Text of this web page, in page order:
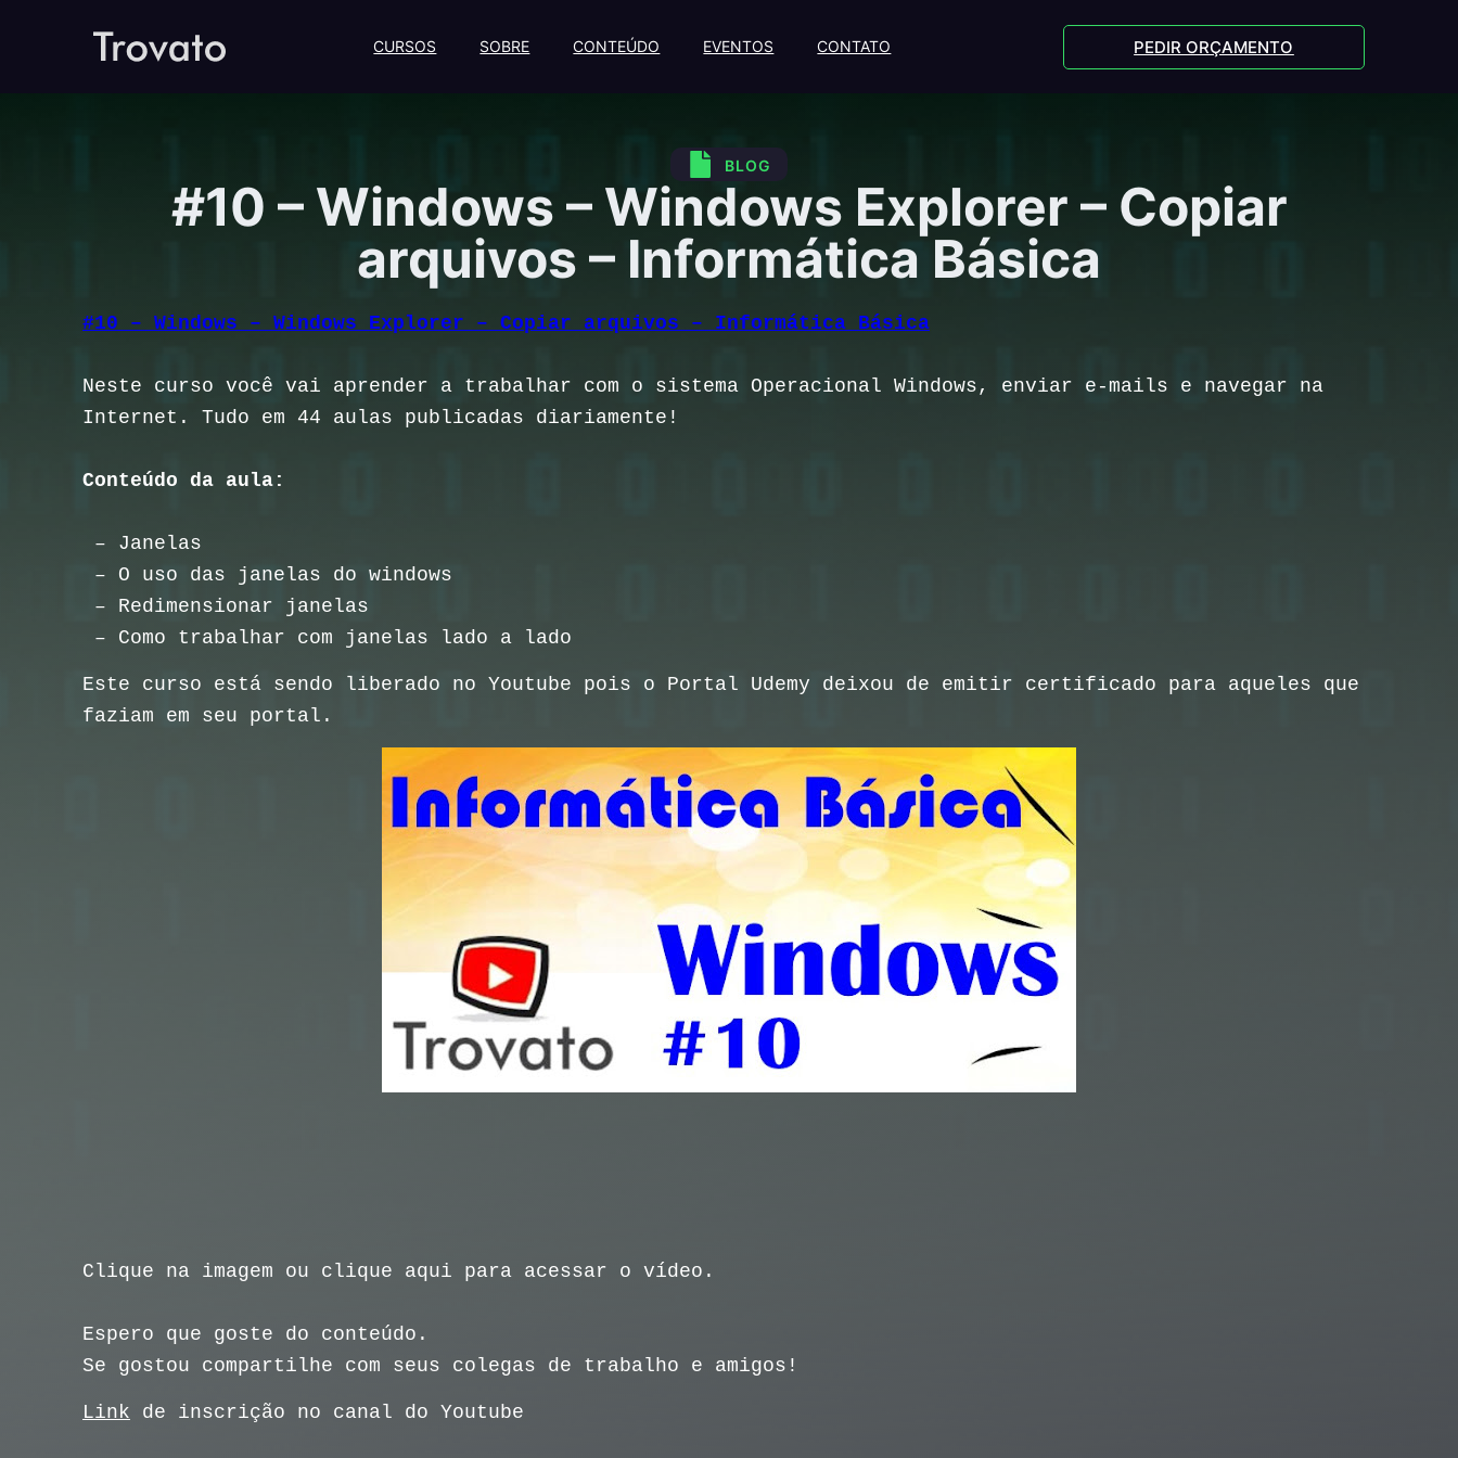
CURSOS SOBRE CONTEÚDO EVENTOS CONTATO PEDIR ORÇAMENTO
BLOG
#10 – Windows – Windows Explorer – Copiar
arquivos – Informática Básica
#10 – Windows – Windows Explorer – Copiar arquivos – Informática Básica
Neste curso você vai aprender a trabalhar com o sistema Operacional Windows, enviar e-mails e navegar na
Internet. Tudo em 44 aulas publicadas diariamente!
Conteúdo da aula:
– Janelas
– O uso das janelas do windows
– Redimensionar janelas
– Como trabalhar com janelas lado a lado
Este curso está sendo liberado no Youtube pois o Portal Udemy deixou de emitir certificado para aqueles que
faziam em seu portal.
Clique na imagem ou clique aqui para acessar o vídeo.
Espero que goste do conteúdo.
Se gostou compartilhe com seus colegas de trabalho e amigos!
Link de inscrição no canal do Youtube